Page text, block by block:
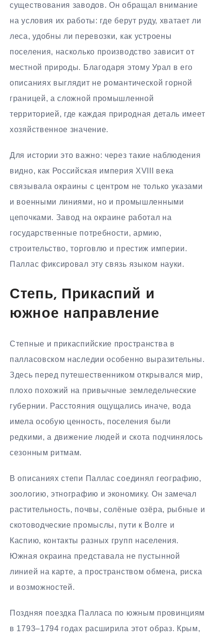
существования заводов. Он обращал внимание
на условия их работы: где берут руду, хватает ли
леса, удобны ли перевозки, как устроены
поселения, насколько производство зависит от
местной природы. Благодаря этому Урал в его
описаниях выглядит не романтической горной
границей, а сложной промышленной
территорией, где каждая природная деталь имеет
хозяйственное значение.
Для истории это важно: через такие наблюдения
видно, как Российская империя XVIII века
связывала окраины с центром не только указами
и военными линиями, но и промышленными
цепочками. Завод на окраине работал на
государственные потребности, армию,
строительство, торговлю и престиж империи.
Паллас фиксировал эту связь языком науки.
Степь, Прикаспий и
южное направление
Степные и прикаспийские пространства в
палласовском наследии особенно выразительны.
Здесь перед путешественником открывался мир,
плохо похожий на привычные земледельческие
губернии. Расстояния ощущались иначе, вода
имела особую ценность, поселения были
редкими, а движение людей и скота подчинялось
сезонным ритмам.
В описаниях степи Паллас соединял географию,
зоологию, этнографию и экономику. Он замечал
растительность, почвы, солёные озёра, рыбные и
скотоводческие промыслы, пути к Волге и
Каспию, контакты разных групп населения.
Южная окраина представала не пустынной
линией на карте, а пространством обмена, риска
и возможностей.
Поздняя поездка Палласа по южным провинциям
в 1793–1794 годах расширила этот образ. Крым,